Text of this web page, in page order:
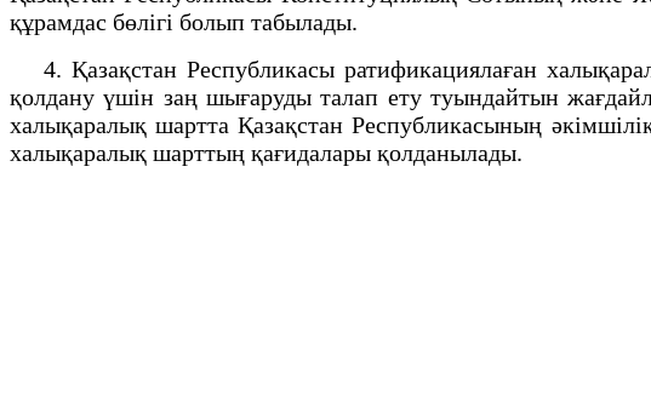
құрамдас бөлігі болып табылады.
4. Қазақстан Республикасы ратификациялаған
қолдану үшiн заң шығаруды талап ету туындайтын
халықаралық шартта Қазақстан Республикасының
халықаралық шарттың қағидалары қолданылады.